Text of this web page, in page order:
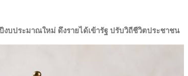
บประมาณใหม่ ดึงรายได้เข้ารัฐ ปรับวิถีชีวิตประชาชน